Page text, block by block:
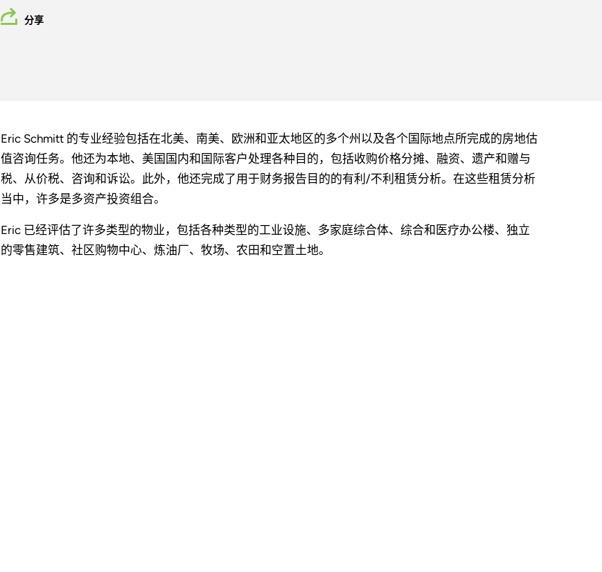
分享
Eric Schmitt 的专业经验包括在北美、南美、欧洲和亚太地区的多个州以及各个国际地点所完成的房地估
值咨询任务。他还为本地、美国国内和国际客户处理各种目的，包括收购价格分摊、融资、遗产和赠与
税、从价税、咨询和诉讼。此外，他还完成了用于财务报告目的的有利/不利租赁分析。在这些租赁分析
当中，许多是多资产投资组合。
Eric 已经评估了许多类型的物业，包括各种类型的工业设施、多家庭综合体、综合和医疗办公楼、独立
的零售建筑、社区购物中心、炼油厂、牧场、农田和空置土地。